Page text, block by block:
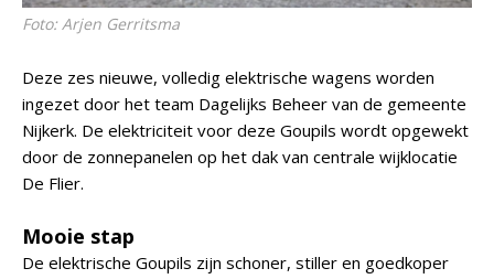
Foto: Arjen Gerritsma
Deze zes nieuwe, volledig elektrische wagens worden
ingezet door het team Dagelijks Beheer van de gemeente
Nijkerk. De elektriciteit voor deze Goupils wordt opgewekt
door de zonnepanelen op het dak van centrale wijklocatie
De Flier.
Mooie stap
De elektrische Goupils zijn schoner, stiller en goedkoper